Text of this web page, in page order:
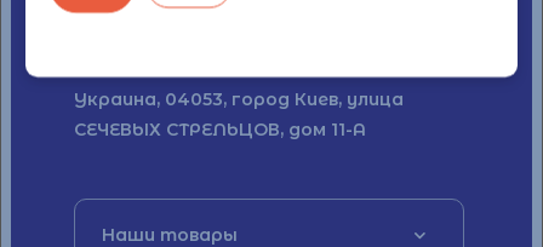
Украина, 04053, город Киев, улица
СЕЧЕВЫХ СТРЕЛЬЦОВ, дом 11-А
Наши товары